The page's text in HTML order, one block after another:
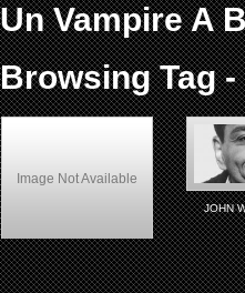
Un Vampire A
Browsing Tag -
Image Not Available
Un Vampire A Brooklyn (1995)
JOHN